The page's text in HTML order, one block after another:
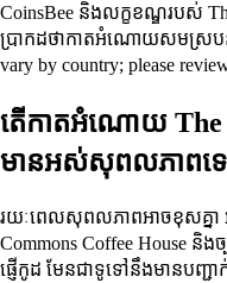
CoinsBee និងលក្ខខណ្ឌរបស់
ប្រាកដថាកាតអំណោយសមស្របនឹ
vary by country; please
តើកាតអំណោយ The
មានអស់សុពលភាពទ
រយៈពេលសុពលភាពអាចខុសគ្ន
Commons Coffee House និ
ផ្ញើកូដ មែនជាទូទៅនឹងមានបញ្